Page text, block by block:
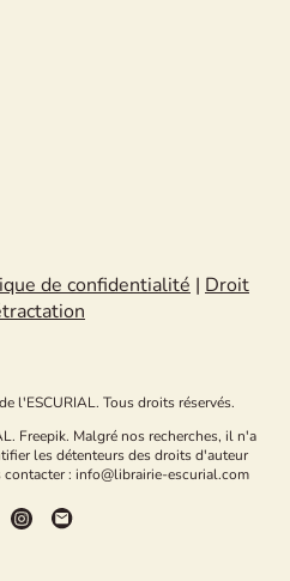
de confidentialité | Droit
l'ESCURIAL. Tous droits réservés.
Freepik. Malgré nos recherches, il n'a
les détenteurs des droits d'auteur
: info@librairie-escurial.com